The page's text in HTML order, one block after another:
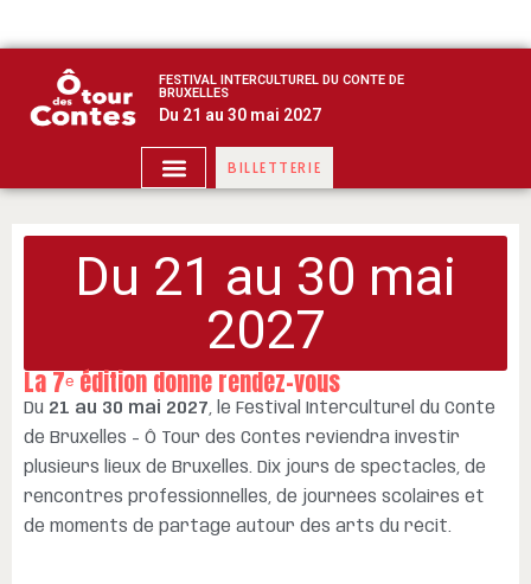
FESTIVAL INTERCULTUREL DU CONTE DE
BRUXELLES
Du 21 au 30 mai 2027
BILLETTERIE
Du 21 au 30 mai
2027
La 7ᵉ édition donne rendez-vous
Du 21 au 30 mai 2027, le Festival Interculturel du Conte
de Bruxelles – Ô Tour des Contes reviendra investir
plusieurs lieux de Bruxelles. Dix jours de spectacles, de
rencontres professionnelles, de journées scolaires et
de moments de partage autour des arts du récit.